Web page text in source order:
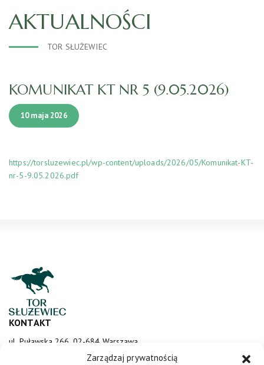
Zarządzaj prywatnością
AKTUALNOŚCI
TOR SŁUŻEWIEC
KOMUNIKAT KT NR 5 (9.05.2026)
10 maja 2026
https://torsluzewiec.pl/wp-content/uploads/2026/05/Komunikat-KT-
nr-5-9.05.2026.pdf
KONTAKT
ul. Puławska 266, 02-684 Warszawa
sluzewiec@totalizator.pl